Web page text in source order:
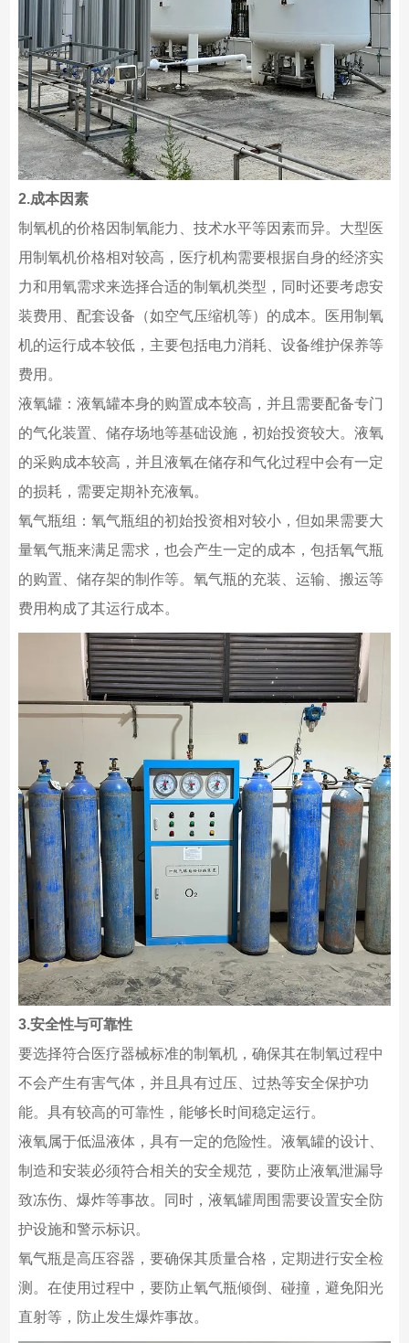
2.成本因素
制氧机的价格因制氧能力、技术水平等因素而异。大型医
用制氧机价格相对较高，医疗机构需要根据自身的经济实
力和用氧需求来选择合适的制氧机类型，同时还要考虑安
装费用、配套设备（如空气压缩机等）的成本。医用制氧
机的运行成本较低，主要包括电力消耗、设备维护保养等
费用。
液氧罐：液氧罐本身的购置成本较高，并且需要配备专门
的气化装置、储存场地等基础设施，初始投资较大。液氧
的采购成本较高，并且液氧在储存和气化过程中会有一定
的损耗，需要定期补充液氧。
氧气瓶组：氧气瓶组的初始投资相对较小，但如果需要大
量氧气瓶来满足需求，也会产生一定的成本，包括氧气瓶
的购置、储存架的制作等。氧气瓶的充装、运输、搬运等
费用构成了其运行成本。
3.安全性与可靠性
要选择符合医疗器械标准的制氧机，确保其在制氧过程中
不会产生有害气体，并且具有过压、过热等安全保护功
能。具有较高的可靠性，能够长时间稳定运行。
液氧属于低温液体，具有一定的危险性。液氧罐的设计、
制造和安装必须符合相关的安全规范，要防止液氧泄漏导
致冻伤、爆炸等事故。同时，液氧罐周围需要设置安全防
护设施和警示标识。
氧气瓶是高压容器，要确保其质量合格，定期进行安全检
测。在使用过程中，要防止氧气瓶倾倒、碰撞，避免阳光
直射等，防止发生爆炸事故。